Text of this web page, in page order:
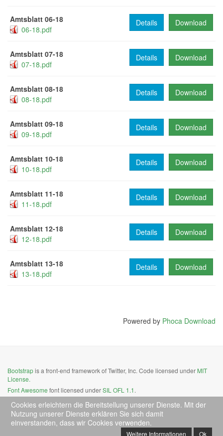
Amtsblatt 06-18
06-18.pdf
Download
Details
Amtsblatt 07-18
07-18.pdf
Download
Details
Amtsblatt 08-18
08-18.pdf
Download
Details
Amtsblatt 09-18
09-18.pdf
Download
Details
Amtsblatt 10-18
10-18.pdf
Download
Details
Amtsblatt 11-18
11-18.pdf
Download
Details
Amtsblatt 12-18
12-18.pdf
Download
Details
Amtsblatt 13-18
13-18.pdf
Download
Details
Powered by Phoca Download
Bootstrapis a front-end framework of Twitter, Inc. Code licensed under MIT
License.
Font Awesome font licensed underSIL OFL 1.1.
Cookies erleichtern die Bereitstellung unserer Dienste. Mit der
Nutzung unserer Dienste erklären Sie sich damit
einverstanden, dass wir Cookies verwenden.
Weitere Informationen Ok